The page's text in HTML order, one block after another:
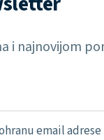
i najnovijom
email adrese